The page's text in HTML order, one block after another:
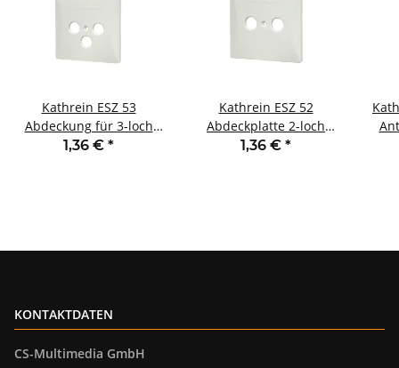
Kathrein ESZ 53
Abdeckung für 3-loch
Antennendose
1,36 € *
Kathrein ESZ 52
Abdeckplatte 2-loch
Antennendose
1,36 € *
KONTAKTDATEN
CS-Multimedia GmbH